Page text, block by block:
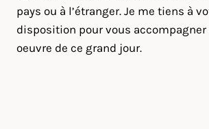
pays ou à l’étranger. Je me tiens à
disposition pour vous accompagner
oeuvre de ce grand jour.